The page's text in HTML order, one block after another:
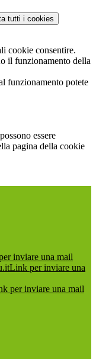
tutti i cookies
cookie consentire.
il funzionamento della
funzionamento potete
essere
pagina della cookie
inviare una mail
Link per inviare una
per inviare una mail